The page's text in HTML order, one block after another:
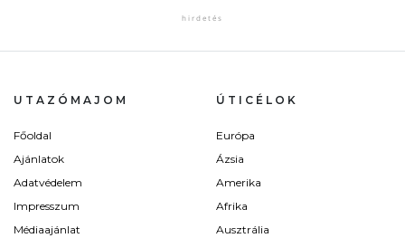
UTAZÓMAJOM
Főoldal
Ajánlatok
Adatvédelem
Impresszum
Médiaajánlat
ÚTICÉLOK
Európa
Ázsia
Amerika
Afrika
Ausztrália